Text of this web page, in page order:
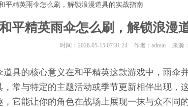
平精英雨伞怎么刷，解锁浪漫道具的实战指南
平精英雨伞怎么刷，解锁浪漫
时间：2026-05-15 07:31:24 作者：admin 来源
道具的核心意义在和平精英这款游戏中，雨伞
，常与特定的主题活动或季节更新相伴出现，
，它能让你的角色在战场上展现一抹与众不同